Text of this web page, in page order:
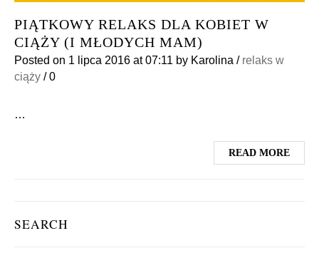
PIĄTKOWY RELAKS DLA KOBIET W
CIĄŻY (I MŁODYCH MAM)
Posted on 1 lipca 2016 at 07:11 by Karolina / relaks w
ciąży /0
…
READ MORE
SEARCH